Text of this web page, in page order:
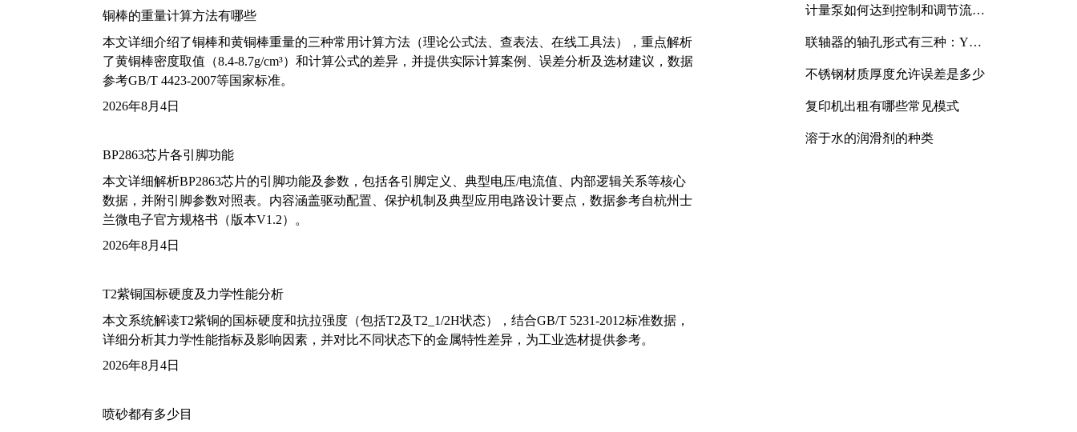
铜棒的重量计算方法有哪些
本文详细介绍了铜棒和黄铜棒重量的三种常用计算方法（理论公式法、查表法、在线工具法），重点解析
了黄铜棒密度取值（8.4-8.7g/cm³）和计算公式的差异，并提供实际计算案例、误差分析及选材建议，数据
参考GB/T 4423-2007等国家标准。
2026年8月4日
BP2863芯片各引脚功能
本文详细解析BP2863芯片的引脚功能及参数，包括各引脚定义、典型电压/电流值、内部逻辑关系等核心
数据，并附引脚参数对照表。内容涵盖驱动配置、保护机制及典型应用电路设计要点，数据参考自杭州士
兰微电子官方规格书（版本V1.2）。
2026年8月4日
T2紫铜国标硬度及力学性能分析
本文系统解读T2紫铜的国标硬度和抗拉强度（包括T2及T2_1/2H状态），结合GB/T 5231-2012标准数据，
详细分析其力学性能指标及影响因素，并对比不同状态下的金属特性差异，为工业选材提供参考。
2026年8月4日
喷砂都有多少目
计量泵如何达到控制和调节流量
联轴器的轴孔形式有三种：Y
不锈钢材质厚度允许误差是多少
复印机出租有哪些常见模式
溶于水的润滑剂的种类